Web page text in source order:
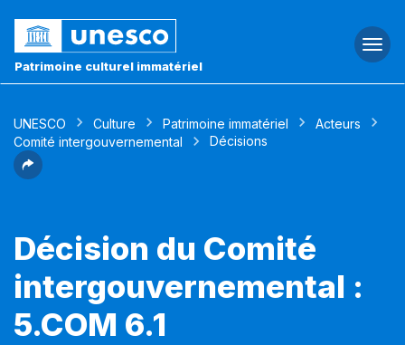
Patrimoine culturel immatériel
UNESCO Culture Patrimoine immatériel
Acteurs
Comité intergouvernemental
Décisions
Décision du Comité
intergouvernemental :
5.COM 6.1